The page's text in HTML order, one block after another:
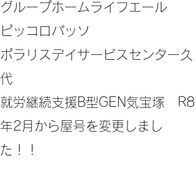
グループホームライフエール
ピッコロパッソ
ポラリスデイサービスセンター久
代
​就労継続支援B型GEN気宝塚 R8
年2月から屋号を変更しまし
た！！